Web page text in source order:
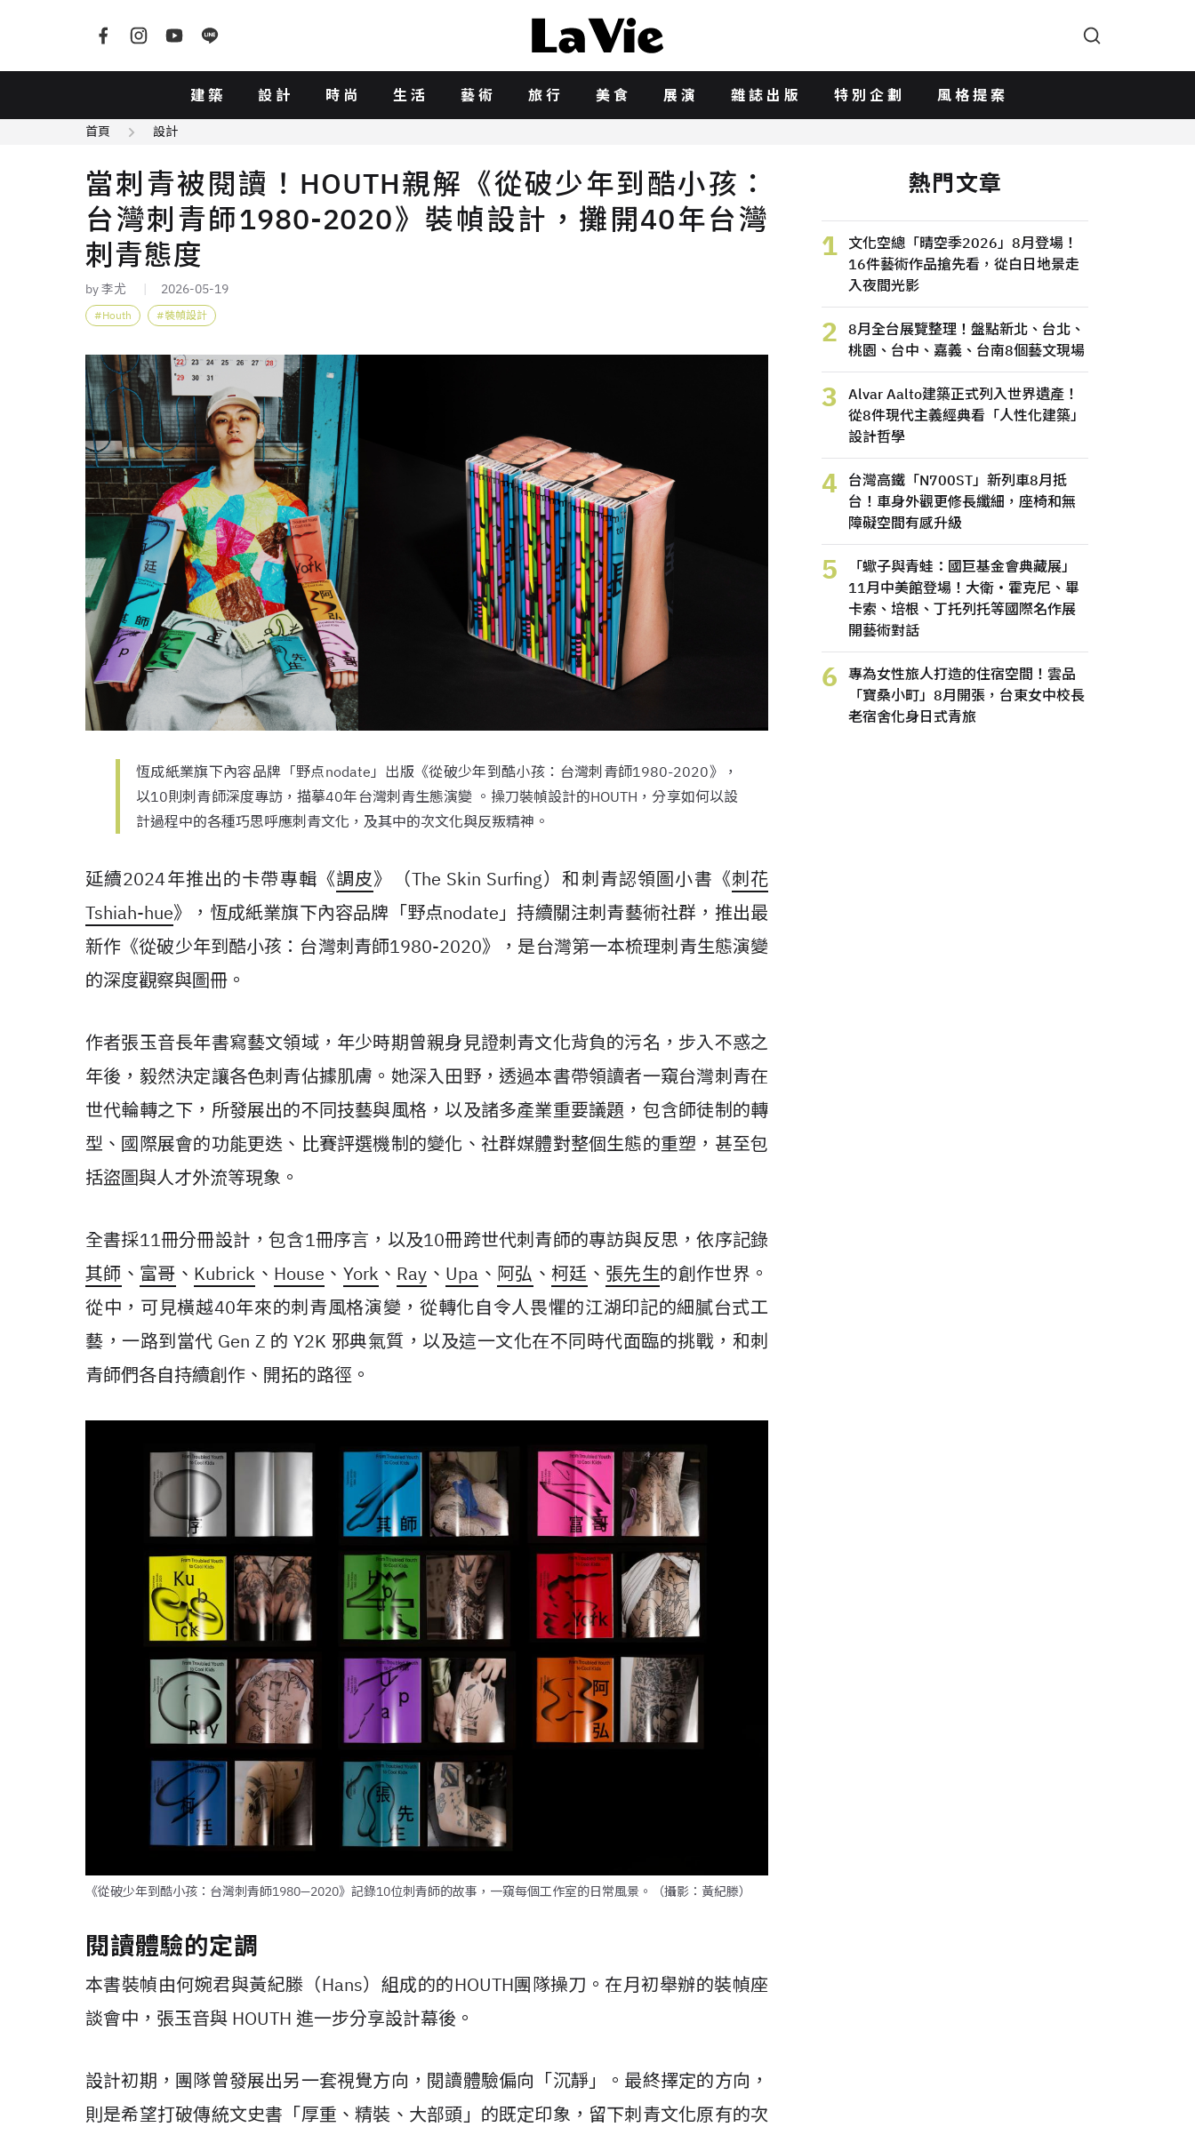
建築 設計 時尚 生活 藝術 旅行 美食 展演 雜誌出版 特別企劃 風格提案
首頁 設計
當刺青被閱讀！HOUTH親解《從破少年到酷小孩：
台灣刺青師1980-2020》裝幀設計，攤開40年台灣
刺青態度
by 李尤 2026-05-19
Houth 裝幀設計
恆成紙業旗下內容品牌「野点nodate」出版《從破少年到酷小孩：台灣刺青師1980-2020》，
以10則刺青師深度專訪，描摹40年台灣刺青生態演變 。操刀裝幀設計的HOUTH，分享如何以設
計過程中的各種巧思呼應刺青文化，及其中的次文化與反叛精神。
延續2024年推出的卡帶專輯《調皮》（The Skin Surfing）和刺青認領圖小書《刺花
Tshiah-hue》，恆成紙業旗下內容品牌「野点nodate」持續關注刺青藝術社群，推出最
新作《從破少年到酷小孩：台灣刺青師1980-2020》，是台灣第一本梳理刺青生態演變
的深度觀察與圖冊。
作者張玉音長年書寫藝文領域，年少時期曾親身見證刺青文化背負的污名，步入不惑之
年後，毅然決定讓各色刺青佔據肌膚。她深入田野，透過本書帶領讀者一窺台灣刺青在
世代輪轉之下，所發展出的不同技藝與風格，以及諸多產業重要議題，包含師徒制的轉
型、國際展會的功能更迭、比賽評選機制的變化、社群媒體對整個生態的重塑，甚至包
括盜圖與人才外流等現象。
全書採11冊分冊設計，包含1冊序言，以及10冊跨世代刺青師的專訪與反思，依序記錄
其師 、 富哥 、 Kubrick 、 House 、 York 、 Ray 、 Upa 、 阿弘 、 柯廷 、 張先生的創作世界。
從中，可見橫越40年來的刺青風格演變，從轉化自令人畏懼的江湖印記的細膩台式工
藝，一路到當代 Gen Z 的 Y2K 邪典氣質，以及這一文化在不同時代面臨的挑戰，和刺
青師們各自持續創作、開拓的路徑。
《從破少年到酷小孩：台灣刺青師1980—2020》記錄10位刺青師的故事，一窺每個工作室的日常風景。（攝影：黃紀滕）
閱讀體驗的定調
本書裝幀由何婉君與黃紀滕（Hans）組成的的HOUTH團隊操刀。在月初舉辦的裝幀座
談會中，張玉音與 HOUTH 進一步分享設計幕後。
設計初期，團隊曾發展出另一套視覺方向，閱讀體驗偏向「沉靜」。最終擇定的方向，
則是希望打破傳統文史書「厚重、精裝、大部頭」的既定印象，留下刺青文化原有的次
熱門文章
1
文化空總「晴空季2026」8月登場！
16件藝術作品搶先看，從白日地景走
入夜間光影
2
8月全台展覽整理！盤點新北、台北、
桃園、台中、嘉義、台南8個藝文現場
3
Alvar Aalto建築正式列入世界遺產！
從8件現代主義經典看「人性化建築」
設計哲學
4
台灣高鐵「N700ST」新列車8月抵
台！車身外觀更修長纖細，座椅和無
障礙空間有感升級
5
「蠍子與青蛙：國巨基金會典藏展」
11月中美館登場！大衛・霍克尼、畢
卡索、培根、丁托列托等國際名作展
開藝術對話
6
專為女性旅人打造的住宿空間！雲品
「寶桑小町」8月開張，台東女中校長
老宿舍化身日式青旅